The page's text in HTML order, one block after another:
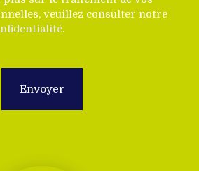
veuillez consulter notre
.
Envoyer